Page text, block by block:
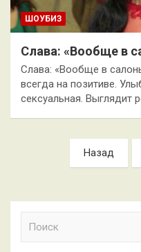
ШОУБИЗ
Слава: «Вообще в
Слава: «Вообще в
всегда на позитиве.
сексуальная. Выглядит
Пагинация
записей
Назад